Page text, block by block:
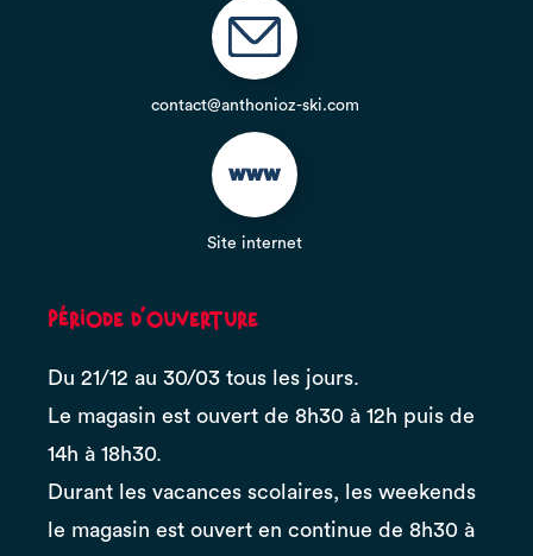
contact@anthonioz-ski.com
Site internet
Période d'ouverture
Du 21/12 au 30/03 tous les jours.
Le magasin est ouvert de 8h30 à 12h puis de
14h à 18h30.
Durant les vacances scolaires, les weekends
le magasin est ouvert en continue de 8h30 à